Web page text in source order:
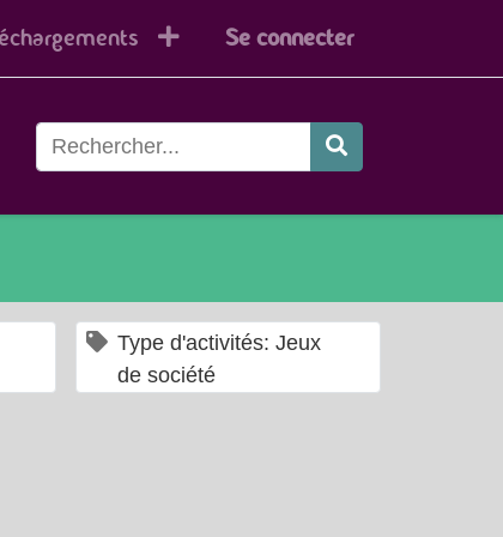
Se connecter
Type d'activités: Jeux
de société